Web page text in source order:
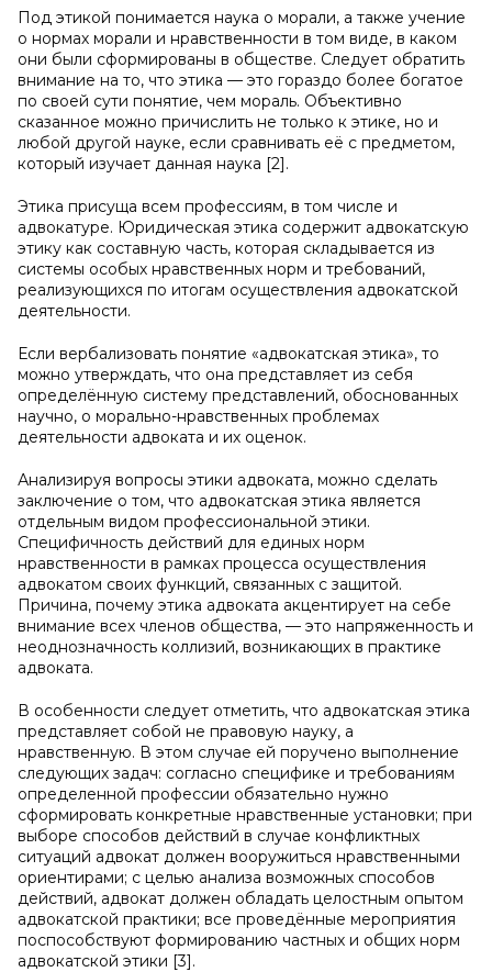
Под этикой понимается наука о морали, а также учение
о нормах морали и нравственности в том виде, в каком
они были сформированы в обществе. Следует обратить
внимание на то, что этика — это гораздо более богатое
по своей сути понятие, чем мораль. Объективно
сказанное можно причислить не только к этике, но и
любой другой науке, если сравнивать её с предметом,
который изучает данная наука [2].
Этика присуща всем профессиям, в том числе и
адвокатуре. Юридическая этика содержит адвокатскую
этику как составную часть, которая складывается из
системы особых нравственных норм и требований,
реализующихся по итогам осуществления адвокатской
деятельности.
Если вербализовать понятие «адвокатская этика», то
можно утверждать, что она представляет из себя
определённую систему представлений, обоснованных
научно, о морально-нравственных проблемах
деятельности адвоката и их оценок.
Анализируя вопросы этики адвоката, можно сделать
заключение о том, что адвокатская этика является
отдельным видом профессиональной этики.
Специфичность действий для единых норм
нравственности в рамках процесса осуществления
адвокатом своих функций, связанных с защитой.
Причина, почему этика адвоката акцентирует на себе
внимание всех членов общества, — это напряженность и
неоднозначность коллизий, возникающих в практике
адвоката.
В особенности следует отметить, что адвокатская этика
представляет собой не правовую науку, а
нравственную. В этом случае ей поручено выполнение
следующих задач: согласно специфике и требованиям
определенной профессии обязательно нужно
сформировать конкретные нравственные установки; при
выборе способов действий в случае конфликтных
ситуаций адвокат должен вооружиться нравственными
ориентирами; с целью анализа возможных способов
действий, адвокат должен обладать целостным опытом
адвокатской практики; все проведённые мероприятия
поспособствуют формированию частных и общих норм
адвокатской этики [3].